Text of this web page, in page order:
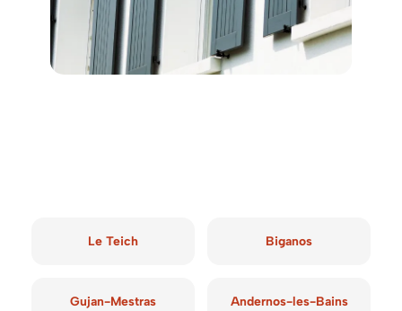
Le Teich Biganos
Gujan-Mestras Andernos-les-Bains